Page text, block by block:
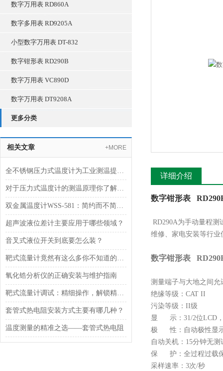
数字万用表 RD860A
数字多用表 RD9205A
小型数字万用表 DT-832
数字钳形表 RD290B
数字万用表 VC890D
数字万用表 DT9208A
更多分类
相关文章 +MORE
全不锈钢压力式温度计为工业测温提供坚固可靠的解决方案
对于压力式温度计的测温原理你了解多少？
双金属温度计WSS-581：简约而不简单的工业测温利器
超声波液位差计主要应用于哪些领域？
音叉式液位开关到底要怎么装？
靶式流量计竟然有这么多你不知道的*性能
氧化锆分析仪的正确安装与维护指南
靶式流量计调试：精细操作，解锁精准计量
套管式热电阻安装方式主要有哪几种？
温度测量的精准之选——套管式热电阻
详细介绍
数字钳形表
RD290A为手动量程
维修、家电安装等行
数字钳形表
测量端子与大地之间允
绝缘等级：CAT II
污染等级：II级
显 示：31/2位LCD，
极 性：自动极性显
自动关机：15分钟无测
保 护：全过程过载
采样速率：3次/秒